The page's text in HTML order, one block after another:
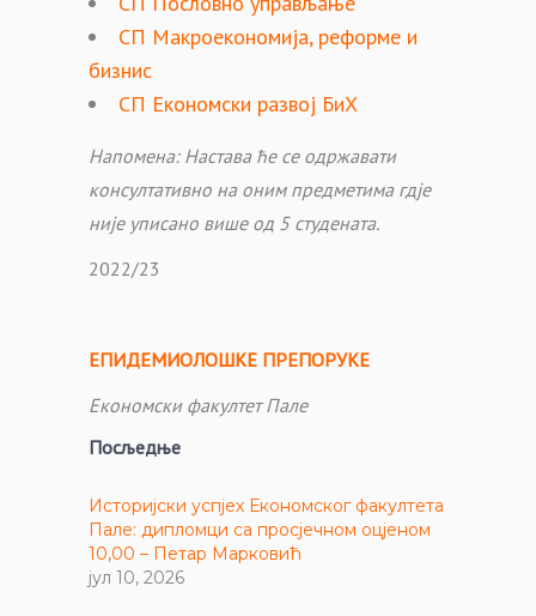
СП Макроекономија, реформе и
бизнис
СП Економски развој БиХ
Напомена: Настава ће се одржавати
консултативно на оним предметима гдје
није уписано више од 5 студената.
2022/23
ЕПИДЕМИОЛОШКЕ ПРЕПОРУКЕ
Економски факултет Пале
Посљедње
Историјски успјех Економског факултета
Пале: дипломци са просјечном оцјеном
10,00 – Петар Марковић
јул 10, 2026